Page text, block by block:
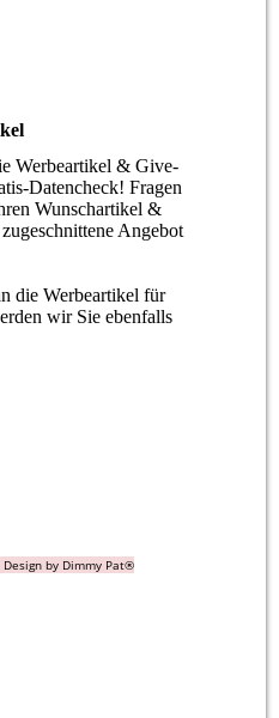
Werbeartikel & Give-
Datencheck! Fragen
Wunschartikel &
Angebot
die Werbeartikel für
wir Sie ebenfalls
by Dimmy Pat®